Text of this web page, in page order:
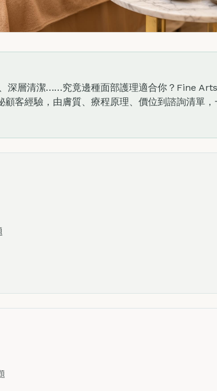
深層清潔……究竟邊種面部護理適合你？Fine
顧客經驗，由膚質、療程原理、價位到諮詢清單